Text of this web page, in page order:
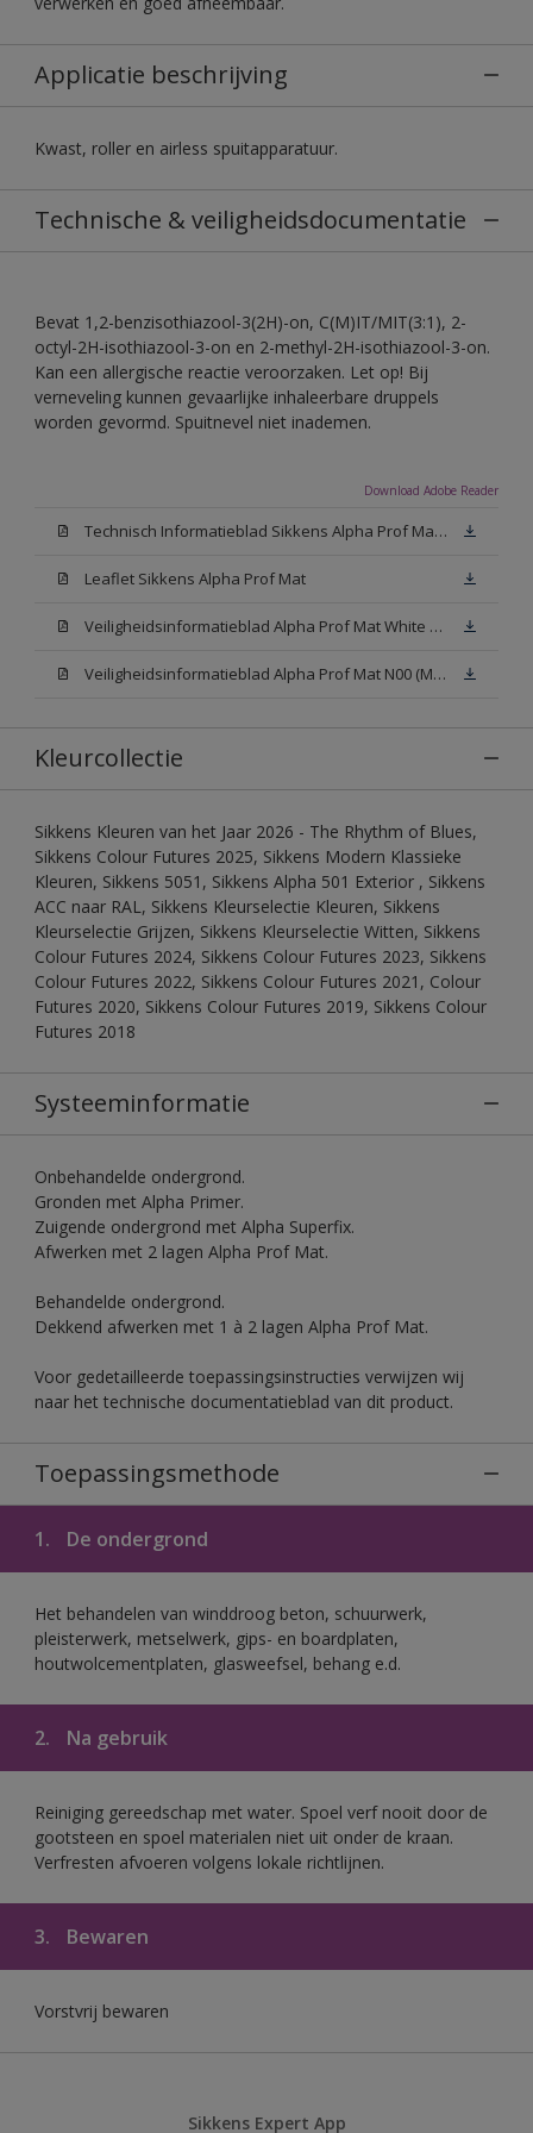
Applicatie beschrijving
Kwast, roller en airless spuitapparatuur.
Technische & veiligheidsdocumentatie
Bevat 1,2-benzisothiazool-3(2H)-on, C(M)IT/MIT(3:1), 2-
octyl-2H-isothiazool-3-on en 2-methyl-2H-isothiazool-3-on.
Kan een allergische reactie veroorzaken. Let op! Bij
verneveling kunnen gevaarlijke inhaleerbare druppels
worden gevormd. Spuitnevel niet inademen.
Download Adobe Reader
Technisch Informatieblad Sikkens Alpha Prof Mat(PDF)
Leaflet Sikkens Alpha Prof Mat
Veiligheidsinformatieblad Alpha Prof Mat White W05 (MSDS)
Veiligheidsinformatieblad Alpha Prof Mat N00 (MSDS)
Kleurcollectie
Sikkens Kleuren van het Jaar 2026 - The Rhythm of Blues,
Sikkens Colour Futures 2025, Sikkens Modern Klassieke
Kleuren, Sikkens 5051, Sikkens Alpha 501 Exterior , Sikkens
ACC naar RAL, Sikkens Kleurselectie Kleuren, Sikkens
Kleurselectie Grijzen, Sikkens Kleurselectie Witten, Sikkens
Colour Futures 2024, Sikkens Colour Futures 2023, Sikkens
Colour Futures 2022, Sikkens Colour Futures 2021, Colour
Futures 2020, Sikkens Colour Futures 2019, Sikkens Colour
Futures 2018
Systeeminformatie
Onbehandelde ondergrond.
Gronden met Alpha Primer.
Zuigende ondergrond met Alpha Superfix.
Afwerken met 2 lagen Alpha Prof Mat.
Behandelde ondergrond.
Dekkend afwerken met 1 à 2 lagen Alpha Prof Mat.
Voor gedetailleerde toepassingsinstructies verwijzen wij
naar het technische documentatieblad van dit product.
Toepassingsmethode
1. De ondergrond
Het behandelen van winddroog beton, schuurwerk,
pleisterwerk, metselwerk, gips- en boardplaten,
houtwolcementplaten, glasweefsel, behang e.d.
2. Na gebruik
Reiniging gereedschap met water. Spoel verf nooit door de
gootsteen en spoel materialen niet uit onder de kraan.
Verfresten afvoeren volgens lokale richtlijnen.
3. Bewaren
Vorstvrij bewaren
Sikkens Expert App